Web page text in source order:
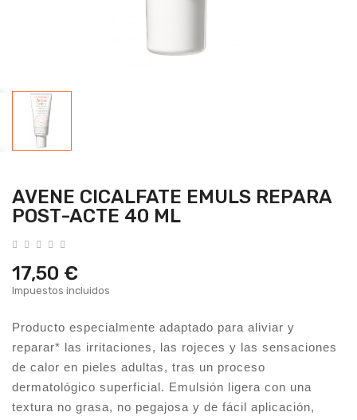
AVENE CICALFATE EMULS REPARA
POST-ACTE 40 ML
17,50 €
Impuestos incluidos
Producto especialmente adaptado para aliviar y
reparar* las irritaciones, las rojeces y las sensaciones
de calor en pieles adultas, tras un proceso
dermatológico superficial. Emulsión ligera con una
textura no grasa, no pegajosa y de fácil aplicación,